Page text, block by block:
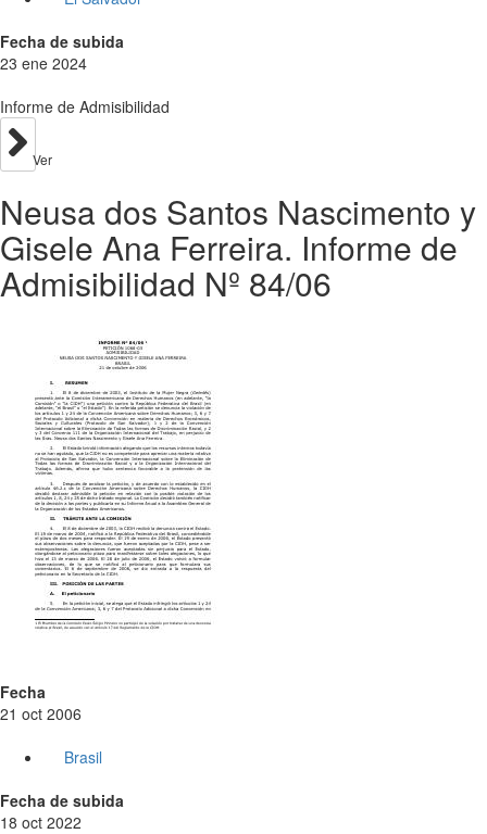
Fecha de subida
23 ene 2024
Informe de Admisibilidad
Ver
Neusa dos Santos Nascimento y
Gisele Ana Ferreira. Informe de
Admisibilidad Nº 84/06
Fecha
21 oct 2006
Brasil
Fecha de subida
18 oct 2022